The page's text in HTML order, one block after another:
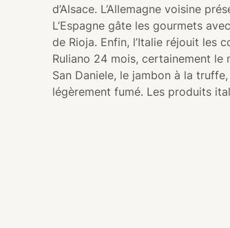
d’Alsace. L’Allemagne voisine
L’Espagne gâte les gourmets
de Rioja. Enfin, l’Italie réjouit les
Ruliano 24 mois, certainement le
San Daniele, le jambon à la
légèrement fumé. Les produits